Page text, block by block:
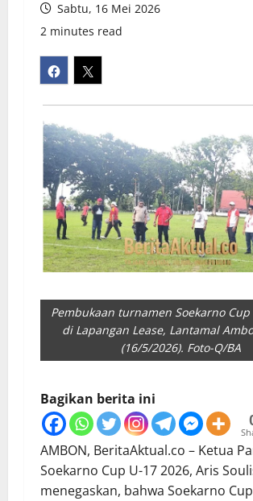
Sabtu, 16 Mei 2026
2 minutes read
Pembukaan turnamen Soekarno Cup
di Lapangan Lease, Lantamal
(16/5/2026). Foto-Q/BA
Bagikan berita ini
AMBON, BeritaAktual.co – Ketua
Soekarno Cup U-17 2026, Aris
menegaskan, bahwa Soekarno